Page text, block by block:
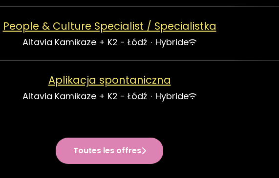
People & Culture Specialist / Specialistka
Altavia Kamikaze + K2 - Łódź · Hybride
Aplikacja spontaniczna
Altavia Kamikaze + K2 - Łódź · Hybride
Toutes les offres